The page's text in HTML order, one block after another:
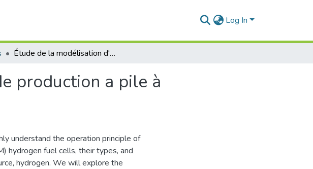
Log In
Étude de la modélisation d'un système de production a pile à combustible type PEM
production a pile à
understand the operation principle of
hydrogen fuel cells, their types, and
hydrogen. We will explore the